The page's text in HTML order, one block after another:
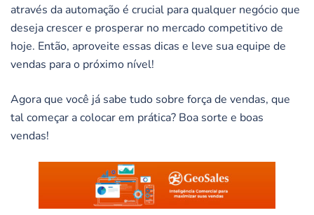
através da automação é crucial para qualquer negócio que
deseja crescer e prosperar no mercado competitivo de
hoje. Então, aproveite essas dicas e leve sua equipe de
vendas para o próximo nível!
Agora que você já sabe tudo sobre força de vendas, que
tal começar a colocar em prática? Boa sorte e boas
vendas!